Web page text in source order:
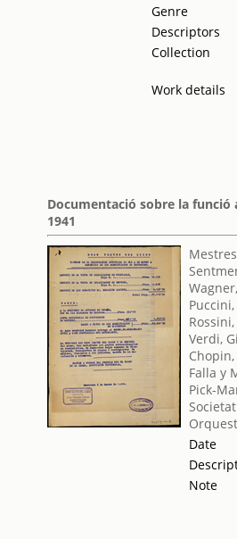
Genre
Descriptors
Collection
Work details
Documentació sobre la
1941
Verdi,
Falla y
Pick-
Date
Note